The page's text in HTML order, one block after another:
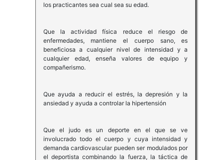
los practicantes sea cual sea su edad.
Que la actividad física reduce el riesgo de
enfermedades, mantiene el cuerpo sano, es
beneficiosa a cualquier nivel de intensidad y a
cualquier edad, enseña valores de equipo y
compañerismo.
Que ayuda a reducir el estrés, la depresión y la
ansiedad y ayuda a controlar la hipertensión
Que el judo es un deporte en el que se ve
involucrado todo el cuerpo y cuya intensidad y
demanda cardiovascular pueden ser modulados por
el deportista combinando la fuerza, la táctica de